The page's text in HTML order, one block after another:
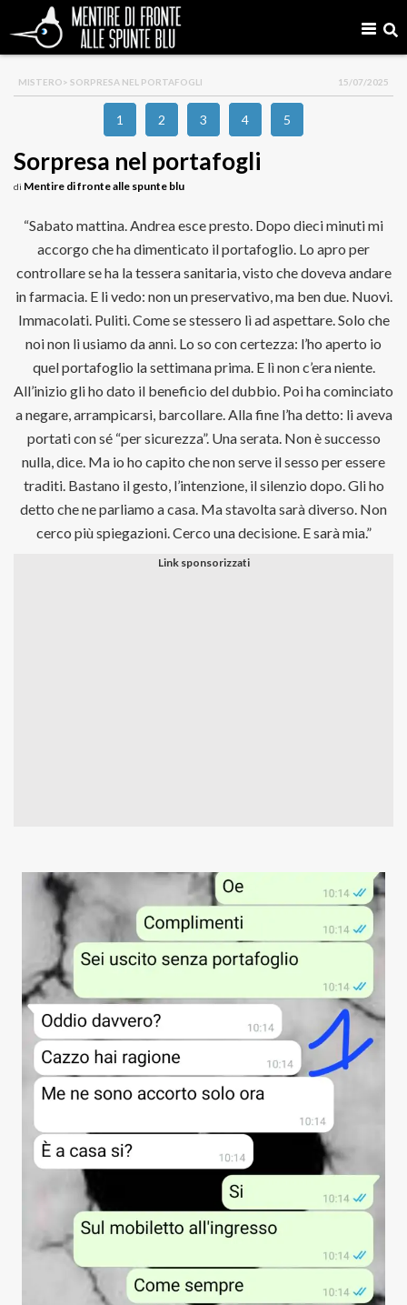
MISTERO> SORPRESA NEL PORTAFOGLI 15/07/2025
1 2 3 4 5
Sorpresa nel portafogli
di Mentire di fronte alle spunte blu
“Sabato mattina. Andrea esce presto. Dopo dieci minuti mi
accorgo che ha dimenticato il portafoglio. Lo apro per
controllare se ha la tessera sanitaria, visto che doveva andare
in farmacia. E li vedo: non un preservativo, ma ben due. Nuovi.
Immacolati. Puliti. Come se stessero lì ad aspettare. Solo che
noi non li usiamo da anni. Lo so con certezza: l’ho aperto io
quel portafoglio la settimana prima. E lì non c’era niente.
All’inizio gli ho dato il beneficio del dubbio. Poi ha cominciato
a negare, arrampicarsi, barcollare. Alla fine l’ha detto: li aveva
portati con sé “per sicurezza”. Una serata. Non è successo
nulla, dice. Ma io ho capito che non serve il sesso per essere
traditi. Bastano il gesto, l’intenzione, il silenzio dopo. Gli ho
detto che ne parliamo a casa. Ma stavolta sarà diverso. Non
cerco più spiegazioni. Cerco una decisione. E sarà mia.”